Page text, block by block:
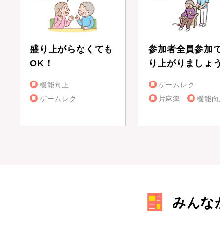
盛り上がらなくても
OK！
機能向上
ゲームレク
参加者全員参加
り上がりましょ
ゲームレク
片麻痺
機能向
みんな